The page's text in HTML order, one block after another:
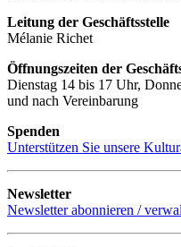
Leitung der Geschäftsstelle
Mélanie Richet
Öffnungszeiten der
Dienstag 14 bis 17 Uhr,
und nach Vereinbarung
Spenden
Unterstützen Sie unsere
Newsletter
Newsletter abonnieren /